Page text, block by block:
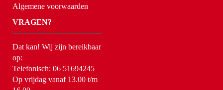
Algemene voorwaarden
VRAGEN?
Dat kan! Wij zijn bereikbaar
op:
Telefonisch: 06 51694245
Op vrijdag vanaf 13.00 t/m